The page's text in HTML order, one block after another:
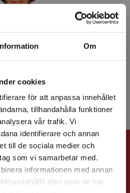
Om
cookies
för att anpassa innehållet
tillhandahålla funktioner
vår trafik. Vi
identifierare och annan
till de sociala medier och
som vi samarbetar med.
informationen med annan
eller som de har
fraktregion
besöker
i religionsvetenskap,
universitet 2001 på